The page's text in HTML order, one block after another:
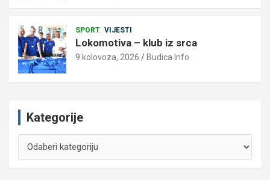
SPORT VIJESTI
Lokomotiva – klub iz srca
9 kolovoza, 2026 Budica Info
Kategorije